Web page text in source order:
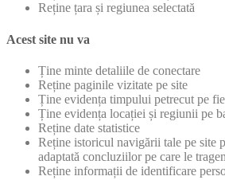
Reține țara și regiunea selectată
Acest site nu va
Ține minte detaliile de conectare
Reține paginile vizitate pe site
Ține evidența timpului petrecut pe
Ține evidența locației și regiunii pe
Reține date statistice
Reține istoricul navigării tale pe site
adaptată concluziilor pe care le
Reține informații de identificare